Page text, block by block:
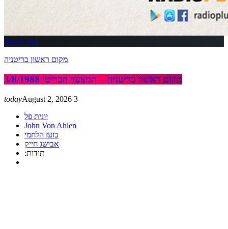
insert_link
מקום ראשון בריטניה
מקום ראשון בריטניה – המצעד הבריטי 3/8/1988
todayAugust 2, 2026 3
יונית פל
John Von Ahlen
בועז הלחמי
אבישג חייק
:תודות